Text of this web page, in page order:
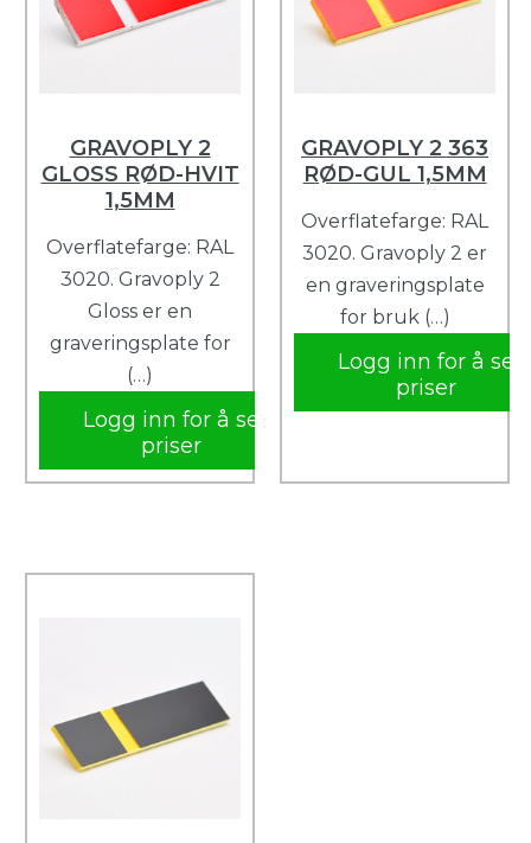
GRAVOPLY 2
GLOSS RØD-HVIT
1,5MM
Overflatefarge: RAL
3020. Gravoply 2
Gloss er en
graveringsplate for
(…)
Logg inn for å se
priser
GRAVOPLY 2 363
RØD-GUL 1,5MM
Overflatefarge: RAL
3020. Gravoply 2 er
en graveringsplate
for bruk (…)
Logg inn for å se
priser